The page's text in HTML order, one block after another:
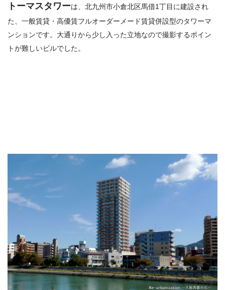
トーマスタワーは、北九州市小倉北区馬借1丁目に建設され
た、一般賃貸・高優賃フルオーダーメード賃貸併設型のタワーマ
ンションです。大通りから少し入った立地なので撮影するポイン
トが難しいビルでした。